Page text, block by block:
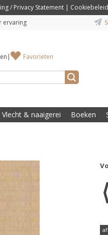
/ Privacy Statement | Cookiebeleid
ervaring
| Favorieten
Vlecht & naaigerei Boeken